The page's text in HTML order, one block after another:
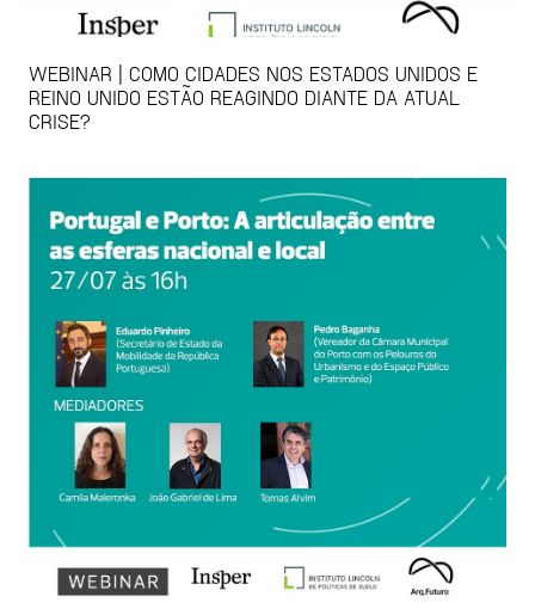
WEBINAR | COMO CIDADES NOS ESTADOS UNIDOS E
REINO UNIDO ESTÃO REAGINDO DIANTE DA ATUAL
CRISE?